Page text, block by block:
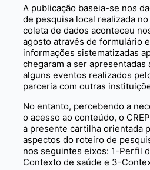
A publicação baseia-se nos
de pesquisa local realizada
coleta de dados aconteceu
agosto através de formulário
informações sistematizadas
chegaram a ser apresentadas
alguns eventos realizados
parceria com outras
No entanto, percebendo a
o acesso ao conteúdo, o
a presente cartilha orientada
aspectos do roteiro de
nos seguintes eixos: 1-Perfil
Contexto de saúde e 3-